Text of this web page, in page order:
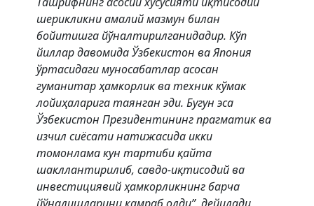
шерикликни амалий мазмун билан
бойитишга йўналтирилганидадир. Кўп
йиллар давомида Ўзбекистон ва Япония
ўртасидаги муносабатлар асосан
гуманитар ҳамкорлик ва техник кўмак
лойиҳаларига таянган эди. Бугун эса
Ўзбекистон Президентининг прагматик ва
изчил сиёсати натижасида икки
томонлама кун тартиби қайта
шакллантирилиб, савдо-иқтисодий ва
инвестициявий ҳамкорликнинг барча